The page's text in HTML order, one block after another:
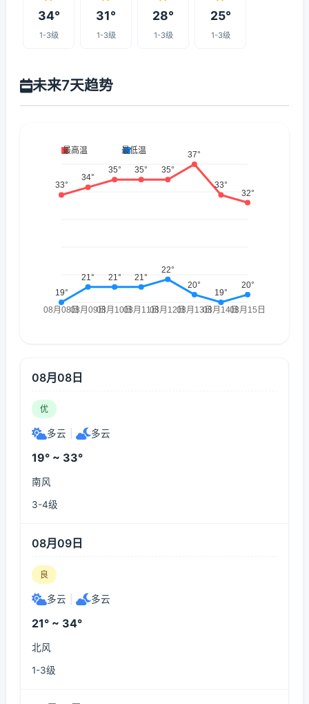
34°
1-3级
31°
1-3级
28°
1-3级
25°
1-3级
未来7天趋势
08月08日
优
多云 多云
19° ~ 33°
南风
3-4级
08月09日
良
多云 多云
21° ~ 34°
北风
1-3级